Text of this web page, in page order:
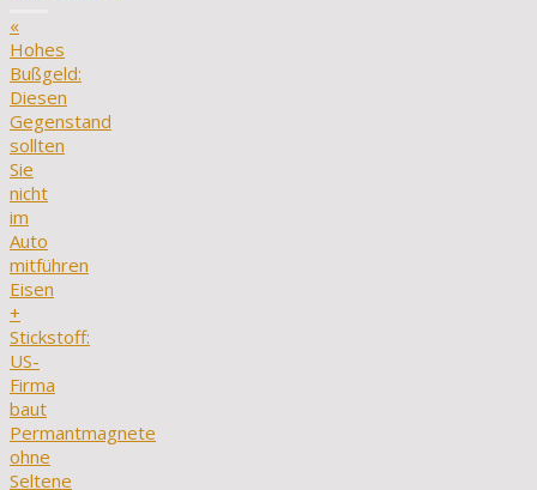
«
Hohes
Bußgeld:
Diesen
Gegenstand
sollten
Sie
nicht
im
Auto
mitführen
Eisen
+
Stickstoff:
US-
Firma
baut
Permantmagnete
ohne
Seltene